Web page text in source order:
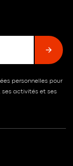
personnelles pour
ses activités et ses